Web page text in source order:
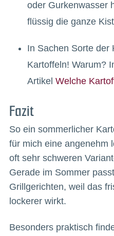
oder Gurkenwasser
flüssig die ganze
In Sachen Sorte der
Kartoffeln! Warum?
Artikel Welche
Fazit
So ein sommerlicher
für mich eine angenehm
oft sehr schweren
Gerade im Sommer
Grillgerichten, weil das
lockerer wirkt.
Besonders praktisch